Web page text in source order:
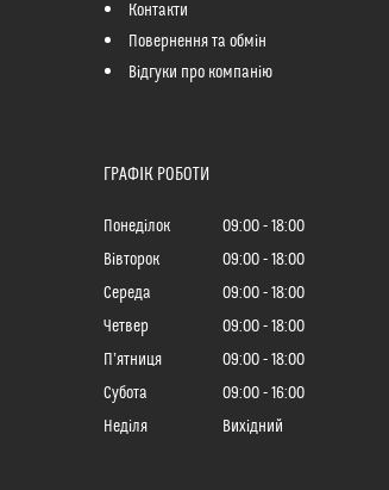
Контакти
Повернення та обмін
Відгуки про компанію
ГРАФІК РОБОТИ
Понеділок 09:00
18:00
Вівторок
09:00
18:00
Середа
09:00
18:00
Четвер
09:00
18:00
Пʼятниця
09:00
18:00
Субота
09:00
16:00
Неділя
Вихідний